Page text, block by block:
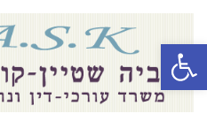
פתח סרגל נגישות